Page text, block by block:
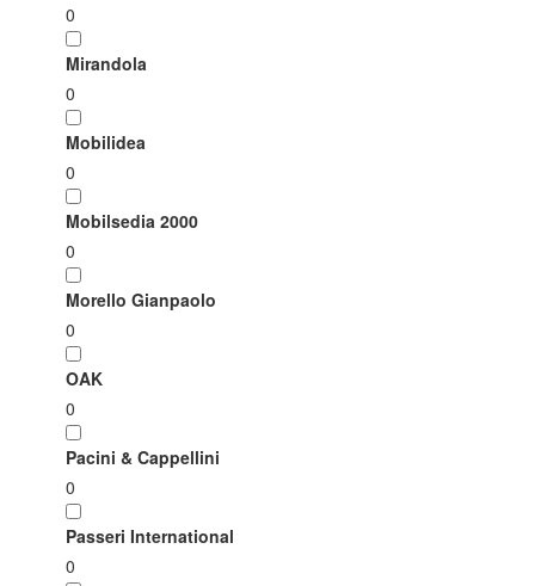
0
Mirandola
0
Mobilidea
0
Mobilsedia 2000
0
Morello Gianpaolo
0
OAK
0
Pacini & Cappellini
0
Passeri International
0